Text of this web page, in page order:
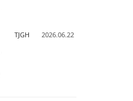
TJGH 2026.06.22